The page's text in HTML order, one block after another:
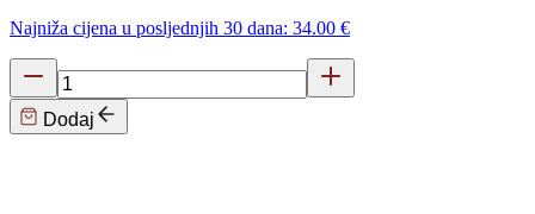
Najniža cijena u posljednjih 30 dana: 34.00 €
Dodaj